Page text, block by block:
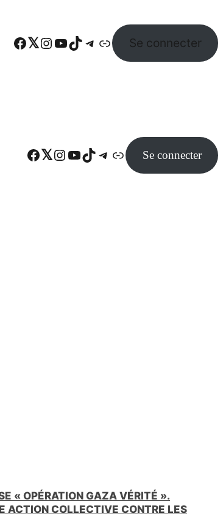
Facebook Twitter Instagram YouTube TikTok Telegram Lien Se connecter
Facebook Twitter Instagram YouTube TikTok Telegram Lien Se connecter
« OPÉRATION GAZA VÉRITÉ ».
ACTION COLLECTIVE CONTRE LES